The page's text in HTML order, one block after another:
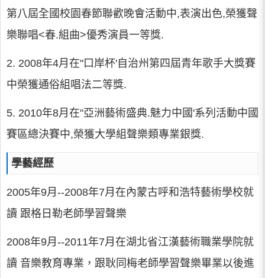
第八屆全國校園春節聯歡晚會活動中,表演出色,榮獲聲
樂聯唱<春.組曲>優秀演員一等獎.
2. 2008年4月在"口岸杯'自治州第四屆青年歌手大獎賽
中榮獲通俗組唱法二等獎.
5. 2010年8月在"亞洲藝術盛典.魅力中國'系列活動中國
賽區總決賽中,榮獲大學組聲樂類專業銀獎.
學藝經歷
2005年9月--2008年7月在內蒙古呼和浩特藝術學校就
讀 跟格日勒老師學習聲樂
2008年9月--2011年7月在湖北省江漢藝術職業學院就
讀 音樂教育專業，跟耿同梅老師學習聲樂畢業以後進